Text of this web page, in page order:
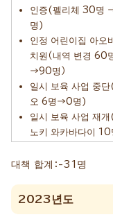
인증(펠리체 30명
명)
인정 어린이집 아오
치원（내역 변경 60
→90명）
일시 보육 사업 중
오 6명→0명)
일시 보육 사업 재개
노키 와카바다이 10
대책 합계：-31명
2023년도